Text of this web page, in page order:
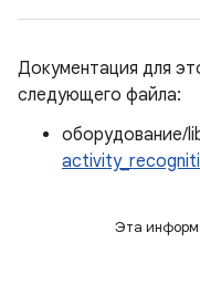
Документация для
следующего файла:
оборудование/
Эта